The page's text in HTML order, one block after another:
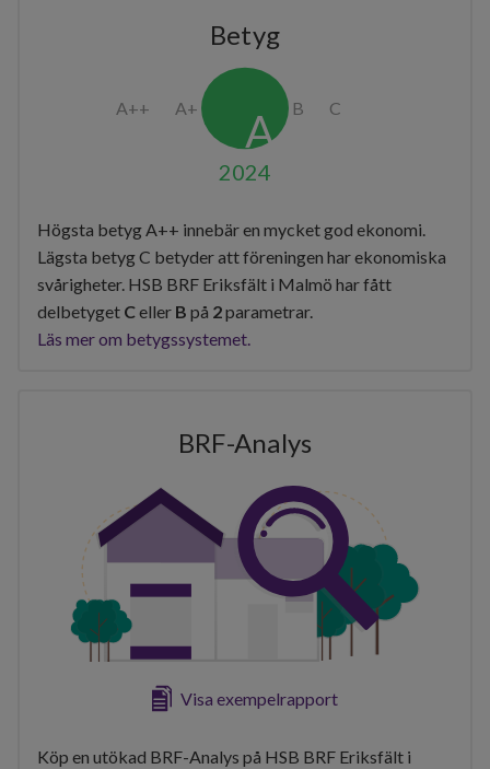
Betyg
2024
Högsta betyg A++ innebär en mycket god ekonomi.
Lägsta betyg C betyder att föreningen har ekonomiska
svårigheter. HSB BRF Eriksfält i Malmö har fått
delbetyget Celler B på 2parametrar.
Läs mer om betygssystemet.
BRF-Analys
Visa exempelrapport
Köp en utökad BRF-Analys på HSB BRF Eriksfält i